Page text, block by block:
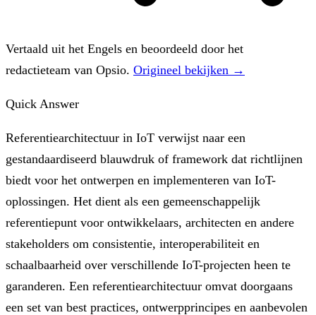
Vertaald uit het Engels en beoordeeld door het
redactieteam van Opsio. Origineel bekijken →
Quick Answer
Referentiearchitectuur in IoT verwijst naar een
gestandaardiseerd blauwdruk of framework dat richtlijnen
biedt voor het ontwerpen en implementeren van IoT-
oplossingen. Het dient als een gemeenschappelijk
referentiepunt voor ontwikkelaars, architecten en andere
stakeholders om consistentie, interoperabiliteit en
schaalbaarheid over verschillende IoT-projecten heen te
garanderen. Een referentiearchitectuur omvat doorgaans
een set van best practices, ontwerpprincipes en aanbevolen